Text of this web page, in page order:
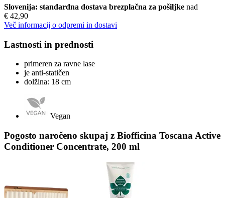
Slovenija: standardna dostava brezplačna za pošiljke nad
€ 42,90
Več informacij o odpremi in dostavi
Lastnosti in prednosti
primeren za ravne lase
je anti-statičen
dolžina: 18 cm
Vegan
Pogosto naročeno skupaj z Biofficina Toscana Active
Conditioner Concentrate, 200 ml